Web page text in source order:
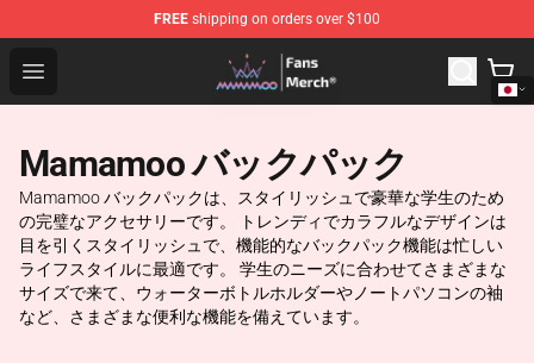
FREE shipping on orders over $100
Open menu
Mamamoo Store - Official Mamamoo Merchandise Shop
Mamamoo バックパック
Mamamoo バックパックは、スタイリッシュで豪華な学生のため
の完璧なアクセサリーです。 トレンディでカラフルなデザインは
目を引くスタイリッシュで、機能的なバックパック機能は忙しい
ライフスタイルに最適です。 学生のニーズに合わせてさまざまな
サイズで来て、ウォーターボトルホルダーやノートパソコンの袖
など、さまざまな便利な機能を備えています。